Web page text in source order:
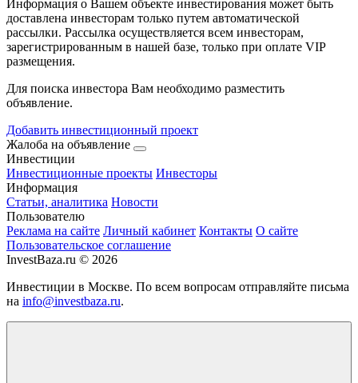
Информация о Вашем объекте инвестирования может быть
доставлена инвесторам только путем автоматической
рассылки. Рассылка осуществляется всем инвесторам,
зарегистрированным в нашей базе, только при оплате VIP
размещения.
Для поиска инвестора Вам необходимо разместить
объявление.
Добавить инвестиционный проект
Жалоба на объявление
Инвестиции
Инвестиционные проекты Инвесторы
Информация
Статьи, аналитика Новости
Пользователю
Реклама на сайте Личный кабинет Контакты О сайте
Пользовательское соглашение
InvestBaza.ru © 2026
Инвестиции в Москве. По всем вопросам отправляйте письма
на info@investbaza.ru.